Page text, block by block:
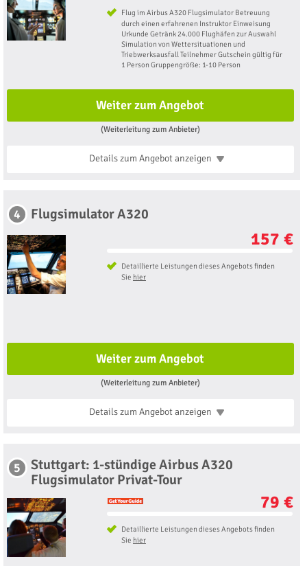
Flug im Airbus A320 Flugsimulator Betreuung
durch einen erfahrenen Instruktor Einweisung
Urkunde Getränk 24.000 Flughäfen zur Auswahl
Simulation von Wettersituationen und
Triebwerksausfall Teilnehmer Gutschein gültig für
1 Person Gruppengröße: 1-10 Person
Weiter zum Angebot
(Weiterleitung zum Anbieter)
Details zum Angebotanzeigen
4 Flugsimulator A320
157 €
Detaillierte Leistungen dieses Angebots finden
Sie hier
Weiter zum Angebot
(Weiterleitung zum Anbieter)
Details zum Angebotanzeigen
5
Stuttgart: 1-stündige Airbus A320
Flugsimulator Privat-Tour
79 €
Detaillierte Leistungen dieses Angebots finden
Sie hier